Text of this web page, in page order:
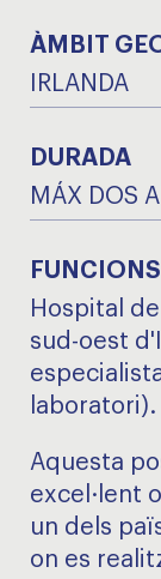
ÀMBIT
IRLANDA
DURADA
MÁX DOS
Hospital
sud-oest
laboratori).
Aquesta
excel·lent
un dels
on es